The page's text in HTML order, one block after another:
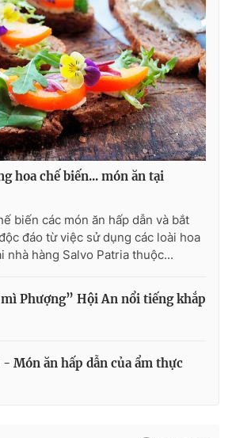
024.66 897 897
7300.7108
rõ nguồn VTV.vn khi phát hành lại
hoa chế biến... món ăn tại
biến các món ăn hấp dẫn và bắt
đáo từ việc sử dụng các loài hoa
nhà hàng Salvo Patria thuộc...
Phượng” Hội An nổi tiếng khắp
- Món ăn hấp dẫn của ẩm thực